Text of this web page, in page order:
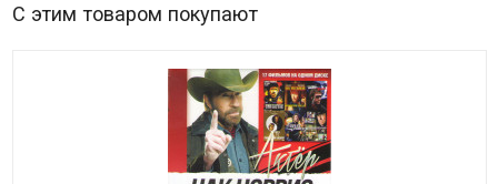
С этим товаром покупают